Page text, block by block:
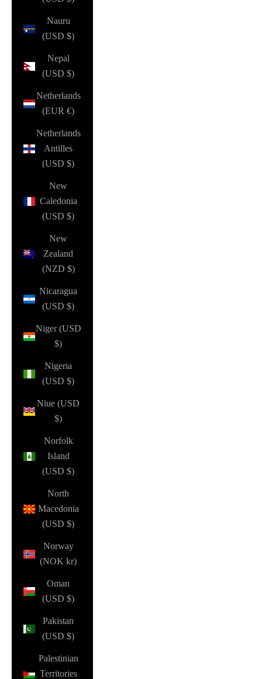
Nauru
(USD $)
Nepal
(USD $)
Netherlands
(EUR €)
Netherlands
Antilles
(USD $)
New
Caledonia
(USD $)
New
Zealand
(NZD $)
Nicaragua
(USD $)
Niger (USD
$)
Nigeria
(USD $)
Niue (USD
$)
Norfolk
Island
(USD $)
North
Macedonia
(USD $)
Norway
(NOK kr)
Oman
(USD $)
Pakistan
(USD $)
Palestinian
Territories